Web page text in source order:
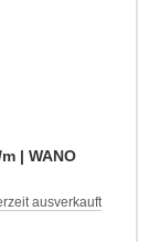
| WANO
ausverkauft